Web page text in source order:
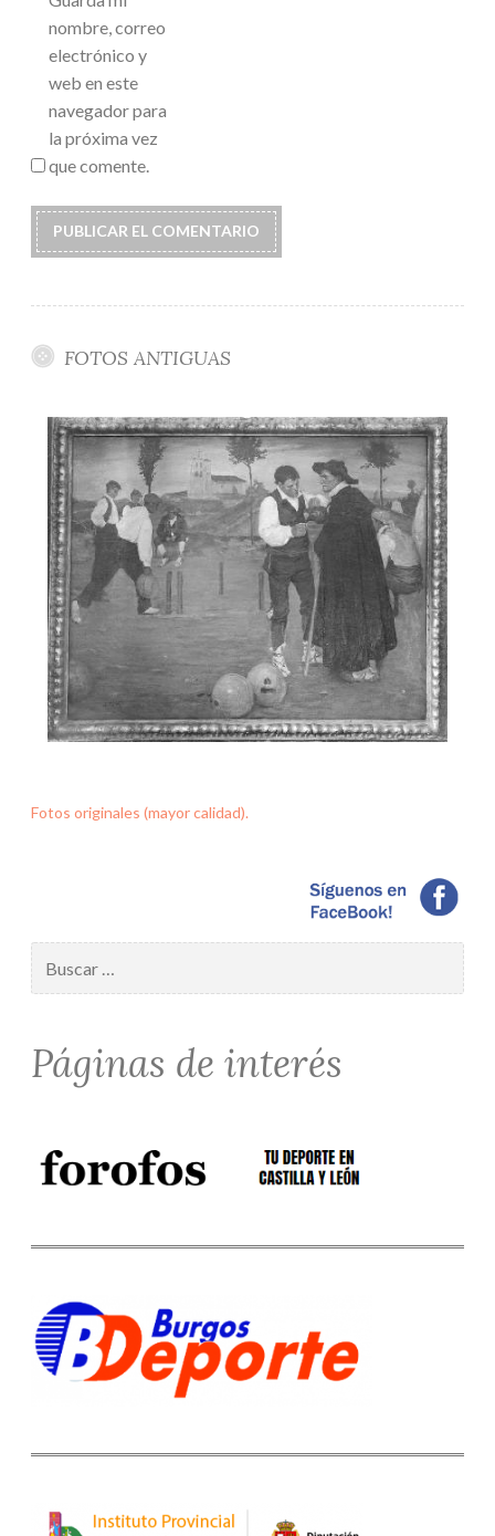
nombre, correo
electrónico y
web en este
navegador para
la próxima vez
que comente.
FOTOS ANTIGUAS
Fotos originales (mayor calidad).
Páginas de interés